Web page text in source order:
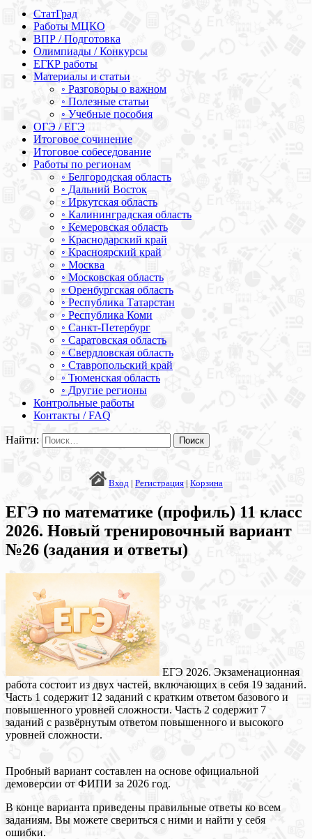
СтатГрад
Работы МЦКО
ВПР / Подготовка
Олимпиады / Конкурсы
ЕГКР работы
Материалы и статьи
◦ Разговоры о важном
◦ Полезные статьи
◦ Учебные пособия
ОГЭ / ЕГЭ
Итоговое сочинение
Итоговое собеседование
Работы по регионам
◦ Белгородская область
◦ Дальний Восток
◦ Иркутская область
◦ Калининградская область
◦ Кемеровская область
◦ Краснодарский край
◦ Красноярский край
◦ Москва
◦ Московская область
◦ Оренбургская область
◦ Республика Татарстан
◦ Республика Коми
◦ Санкт-Петербург
◦ Саратовская область
◦ Свердловская область
◦ Ставропольский край
◦ Тюменская область
◦ Другие регионы
Контрольные работы
Контакты / FAQ
Найти:
Вход | Регистрация | Корзина
ЕГЭ по математике (профиль) 11 класс
2026. Новый тренировочный вариант
№26 (задания и ответы)
ЕГЭ 2026. Экзаменационная
работа состоит из двух частей, включающих в себя 19 заданий.
Часть 1 содержит 12 заданий с кратким ответом базового и
повышенного уровней сложности. Часть 2 содержит 7
заданий с развёрнутым ответом повышенного и высокого
уровней сложности.
Пробный вариант составлен на основе официальной
демоверсии от ФИПИ за 2026 год.
В конце варианта приведены правильные ответы ко всем
заданиям. Вы можете свериться с ними и найти у себя
ошибки.